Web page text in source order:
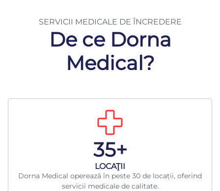
SERVICII MEDICALE DE ÎNCREDERE
De ce Dorna
Medical?
35+
LOCAŢII
Dorna Medical operează în peste 30 de locații, oferind
servicii medicale de calitate.